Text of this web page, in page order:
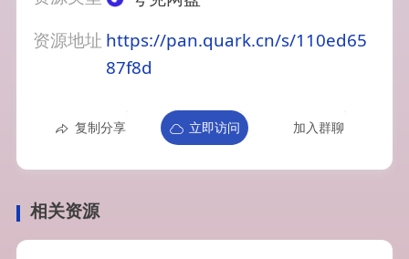
资源地址 https://pan.quark.cn/s/110ed65
87f8d
复制分享 立即访问 加入群聊
相关资源